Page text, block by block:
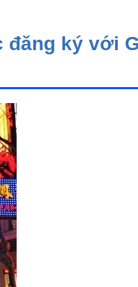
đăng ký với